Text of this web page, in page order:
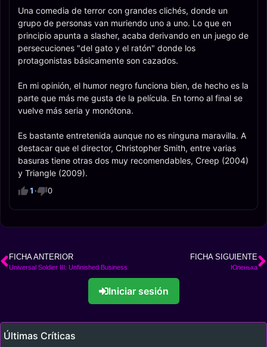
Una comedia de terror con grandes clichés, donde un
grupo de personas van muriendo uno a uno. Lo que en
principio apunta a slasher, acaba derivando en un juego de
persecuciones "del gato y el ratón" donde los
protagonistas básicamente son cazados.
En mi opinión, el humor negro funciona bien, de hecho es la
parte que más me gusta de la película. En torno al final se
vuelve más seria y monótona.
Es bastante entretenida aunque no es ninguna maravilla. A
destacar que el director, Christopher Smith, entre varias
basuras tiene otras dos muy recomendables, Creep (2004)
y Triangle (2009).
1 · 0
FICHA ANTERIOR
Universal Soldier III: Unfinished Business
FICHA SIGUIENTE
Юленька
Iniciar sesión
Últimas Críticas